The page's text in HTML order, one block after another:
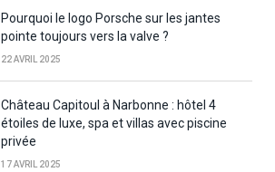
Pourquoi le logo Porsche sur les jantes
pointe toujours vers la valve ?
22 AVRIL 2025
Château Capitoul à Narbonne : hôtel 4
étoiles de luxe, spa et villas avec piscine
privée
17 AVRIL 2025